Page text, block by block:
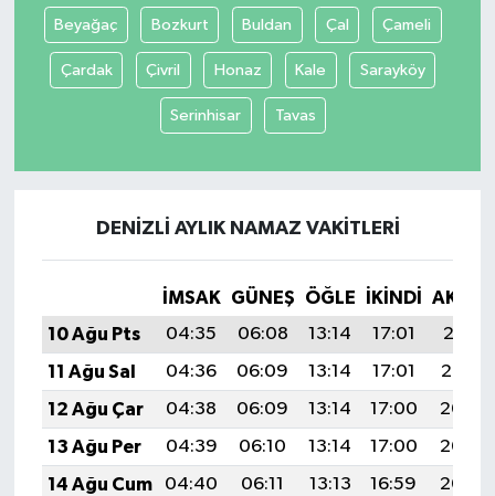
Beyağaç Bozkurt Buldan Çal Çameli
Çardak Çivril Honaz Kale Sarayköy
Serinhisar Tavas
DENIZLI AYLIK NAMAZ VAKITLERI
İMSAK GÜNEŞ ÖĞLE İKINDI
10 Ağu Pts
04:35 06:08 13:14 17:01
20:11
11 Ağu Sal
04:36 06:09 13:14 17:01
20:10
12 Ağu Çar
04:38 06:09 13:14 17:00
20:08
13 Ağu Per
04:39 06:10 13:14 17:00
20:07
14 Ağu Cum
04:40 06:11 13:13 16:59
20:06